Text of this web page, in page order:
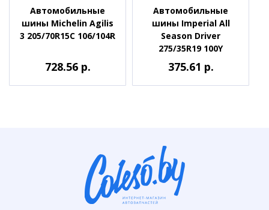
Автомобильные
шины Michelin Agilis
3 205/70R15C 106/104R
728.56 р.
Автомобильные
шины Imperial All
Season Driver
275/35R19 100Y
375.61 р.